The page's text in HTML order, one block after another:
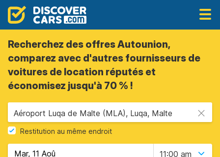
Recherchez des offres Autounion,
comparez avec d'autres fournisseurs de
voitures de location réputés et
économisez jusqu'à 70 % !
Aéroport Luqa de Malte (MLA), Luqa, Malte
Restitution au même endroit
11:00 am